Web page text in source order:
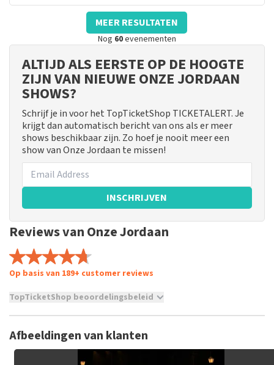
MEER RESULTATEN
Nog 60evenementen
ALTIJD ALS EERSTE OP DE HOOGTE
ZIJN VAN NIEUWE ONZE JORDAAN
SHOWS?
Schrijf je in voor het TopTicketShop TICKETALERT. Je
krijgt dan automatisch bericht van ons als er meer
shows beschikbaar zijn. Zo hoef je nooit meer een
show van Onze Jordaan te missen!
INSCHRIJVEN
Reviews van Onze Jordaan
Op basis van 189+ customer reviews
TopTicketShop beoordelingsbeleid
niet mogelijk om een review achter te laten als je geen
tickets hebt aangeschaft bij TopTicketShop. Reviews met
grof taalgebruik en/of onwaarheden worden niet geplaatst.
Afbeeldingen van klanten